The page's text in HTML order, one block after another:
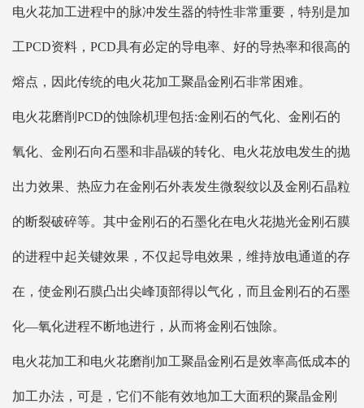
电火花加工进程中的脉冲发生器的特性非常重要，特别是加
工PCD资料，PCD具有必定的导电率、好的导热率和很高的
熔点，因此传统的电火花加工聚晶金刚石非常困难。
电火花磨削PCD的蚀除机理包括:金刚石的气化、金刚石的
氧化、金刚石向石墨和非晶碳的转化、电火花放电发生的抛
出力效果、热应力在金刚石外表发生微裂纹以及金刚石晶粒
的断裂破碎等。其中金刚石的石墨化在电火花抛光金刚石膜
的进程中起关键效果，不仅起导电效果，维持放电通道的存
在，使金刚石膜凸出尖峰顶部得以气化，而且金刚石的石墨
化—氧化进程不断地进行，从而将金刚石蚀除。
电火花加工和电火花磨削加工聚晶金刚石是效率高低成本的
加工办法，可是，它们不能有效地加工大面积的聚晶金刚